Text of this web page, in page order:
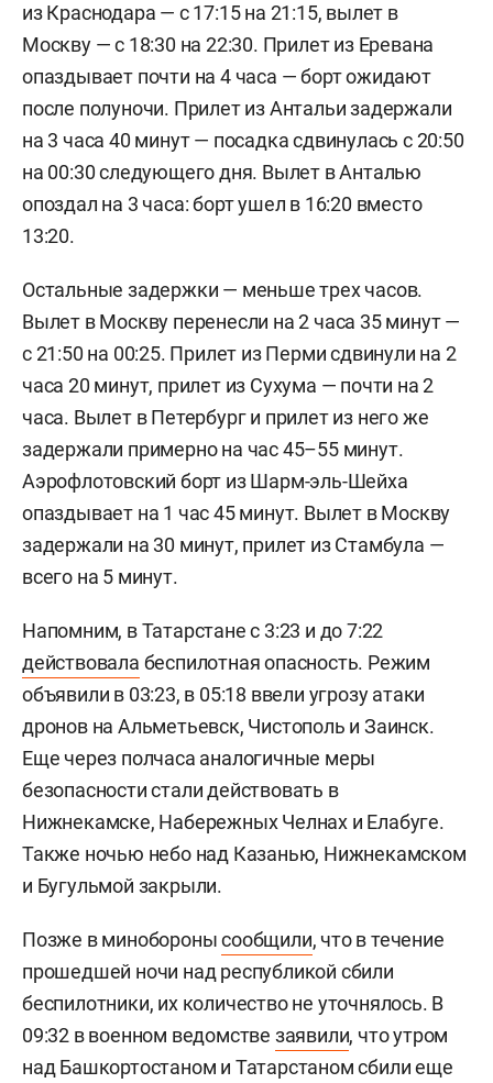
из Краснодара — с 17:15 на 21:15, вылет в
Москву — с 18:30 на 22:30. Прилет из Еревана
опаздывает почти на 4 часа — борт ожидают
после полуночи. Прилет из Антальи задержали
на 3 часа 40 минут — посадка сдвинулась с 20:50
на 00:30 следующего дня. Вылет в Анталью
опоздал на 3 часа: борт ушел в 16:20 вместо
13:20.
Остальные задержки — меньше трех часов.
Вылет в Москву перенесли на 2 часа 35 минут —
с 21:50 на 00:25. Прилет из Перми сдвинули на 2
часа 20 минут, прилет из Сухума — почти на 2
часа. Вылет в Петербург и прилет из него же
задержали примерно на час 45–55 минут.
Аэрофлотовский борт из Шарм-эль-Шейха
опаздывает на 1 час 45 минут. Вылет в Москву
задержали на 30 минут, прилет из Стамбула —
всего на 5 минут.
Напомним, в Татарстане с 3:23 и до 7:22
действовала беспилотная опасность. Режим
объявили в 03:23, в 05:18 ввели угрозу атаки
дронов на Альметьевск, Чистополь и Заинск.
Еще через полчаса аналогичные меры
безопасности стали действовать в
Нижнекамске, Набережных Челнах и Елабуге.
Также ночью небо над Казанью, Нижнекамском
и Бугульмой закрыли.
Позже в миноборонысообщили, что в течение
прошедшей ночи над республикой сбили
беспилотники, их количество не уточнялось. В
09:32 в военном ведомстве заявили, что утром
над Башкортостаном и Татарстаном сбили еще